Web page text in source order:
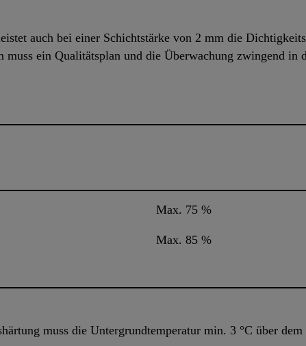
auch bei einer Schichtstärke von 2 mm die
muss ein Qualitätsplan und die Überwachung zwingend in
Max. 75 %
Max. 85 %
muss die Untergrundtemperatur min. 3 °C über dem